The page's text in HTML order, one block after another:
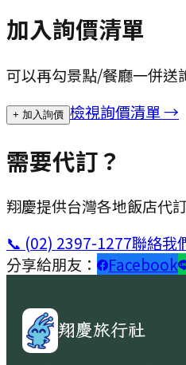
加入詢價清單
可以再勾景點/餐廳一併送
+ 加入詢價 檢視詢價清單 →
需要代訂？
翔慶提供台灣各地飯店代
📞 (02) 2397-1277聯絡我
分享給朋友：
Facebook
翔慶旅行社